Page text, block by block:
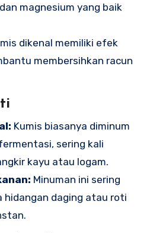
magnesium yang baik
dikenal memiliki efek
membersihkan racun
Kumis biasanya diminum
sering kali
kayu atau logam.
Minuman ini sering
hidangan daging atau roti